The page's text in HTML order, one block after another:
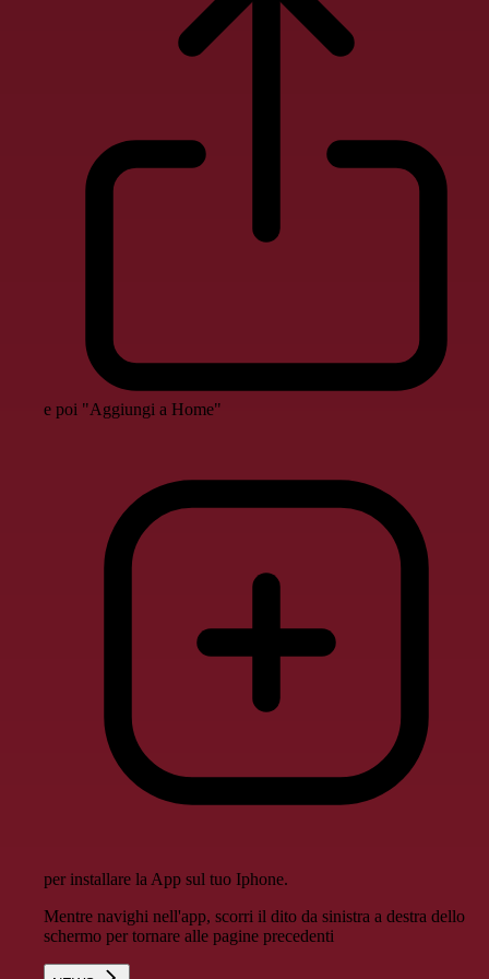
e poi "Aggiungi a Home"
per installare la App sul tuo Iphone.
Mentre navighi nell'app, scorri il dito da sinistra a destra dello
schermo per tornare alle pagine precedenti